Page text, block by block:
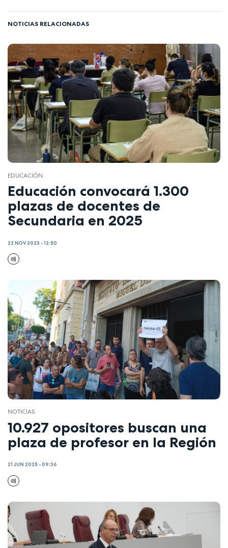
NOTICIAS RELACIONADAS
EDUCACIÓN
Educación convocará 1.300
plazas de docentes de
Secundaria en 2025
22 NOV 2023 - 12:50
NOTICIAS
10.927 opositores buscan una
plaza de profesor en la Región
21 JUN 2025 - 09:36